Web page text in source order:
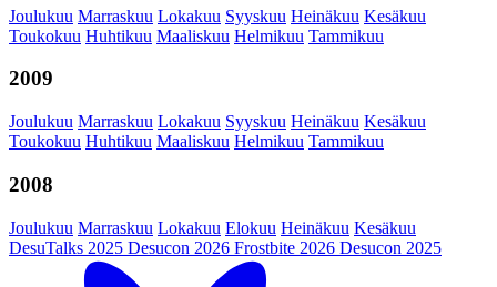
Joulukuu Marraskuu Lokakuu Syyskuu Heinäkuu Kesäkuu
Toukokuu Huhtikuu Maaliskuu Helmikuu Tammikuu
2009
Joulukuu Marraskuu Lokakuu Syyskuu Heinäkuu Kesäkuu
Toukokuu Huhtikuu Maaliskuu Helmikuu Tammikuu
2008
Joulukuu Marraskuu Lokakuu Elokuu Heinäkuu Kesäkuu
DesuTalks 2025 Desucon 2026 Frostbite 2026 Desucon 2025